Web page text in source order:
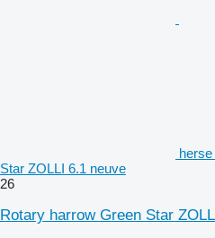
Star ZOLLI 6.1 neuve
26
Rotary harrow Green Star